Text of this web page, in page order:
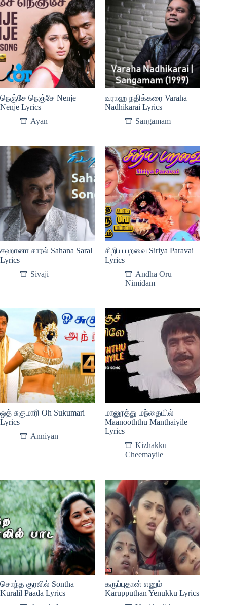
நெஞ்சே நெஞ்சே Nenje
Nenje Lyrics
Ayan
வராஹ நதிக்கரை Varaha
Nadhikarai Lyrics
Sangamam
சஹானா சாரல் Sahana Saral
Lyrics
Sivaji
சிறிய பறவை Siriya Paravai
Lyrics
Andha Oru
Nimidam
ஒத் சுகுமாரி Oh Sukumari
Lyrics
Anniyan
மானூத்து மந்தையில்
Maanooththu Manthaiyile
Lyrics
Kizhakku
Cheemayile
சொந்த குரலில் Sontha
Kuralil Paada Lyrics
கருப்புதான் எனும்
Karupputhan Yenukku Lyrics